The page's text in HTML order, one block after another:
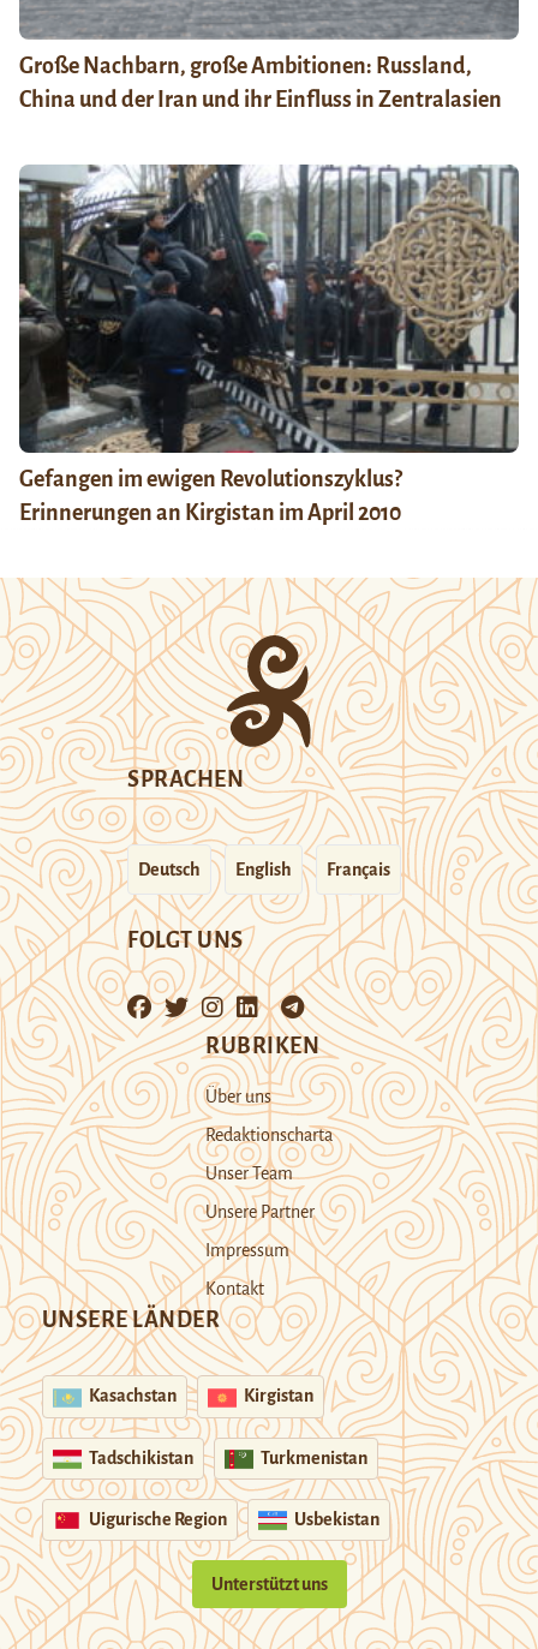
Große Nachbarn, große Ambitionen: Russland,
China und der Iran und ihr Einfluss in Zentralasien
Gefangen im ewigen Revolutionszyklus?
Erinnerungen an Kirgistan im April 2010
SPRACHEN
Deutsch English Français
FOLGT UNS
RUBRIKEN
Über uns
Redaktionscharta
Unser Team
Unsere Partner
Impressum
Kontakt
UNSERE LÄNDER
Kasachstan Kirgistan
Tadschikistan Turkmenistan
Uigurische Region Usbekistan
Unterstützt uns